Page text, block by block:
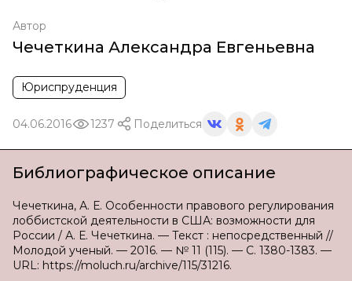
Автор
Чечеткина Александра Евгеньевна
Юриспруденция
04.06.2016 1237 Поделиться
Библиографическое описание
Чечеткина, А. Е. Особенности правового регулирования
лоббистской деятельности в США: возможности для
России / А. Е. Чечеткина. — Текст : непосредственный //
Молодой ученый. — 2016. — № 11 (115). — С. 1380-1383. —
URL: https://moluch.ru/archive/115/31216.